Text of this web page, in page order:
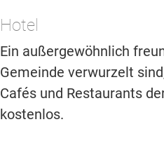
Hotel
Ein außergewöhnlich
Gemeinde verwurzelt
Cafés und Restaurants
kostenlos.